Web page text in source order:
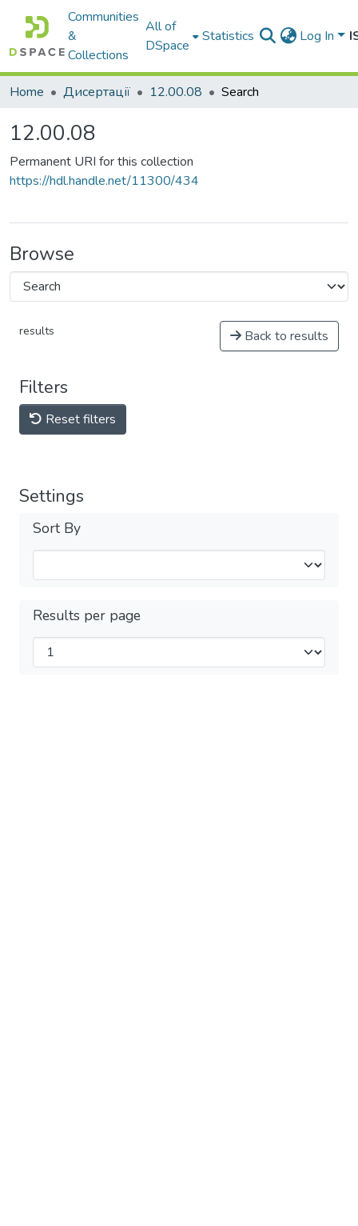
Communities
&
Collections
All of
DSpace
Statistics Log In
Home Дисертації 12.00.08 Search
12.00.08
Permanent URI for this collection
https://hdl.handle.net/11300/434
Browse
results Back to results
Filters
Reset filters
Settings
Sort By
Results per page